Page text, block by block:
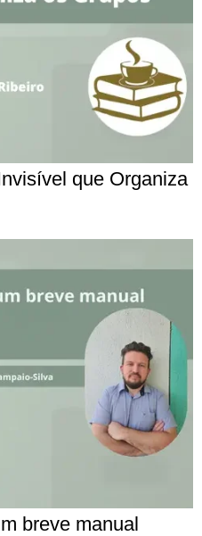
que Organiza
breve manual